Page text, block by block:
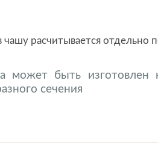
чашу расчитывается отдельно
может быть изготовлен
сечения